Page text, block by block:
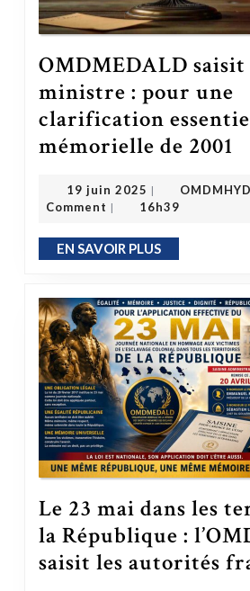
OMDMEDALD
ministre : pour une
clarification
mémorielle de 2001
19 juin 2025 19 juin 2025
|
Comment | 16h39
EN SAVOIR PLUSEN SAVOIR PLUS
Le 23 mai dans les
la République :
saisit les autorités